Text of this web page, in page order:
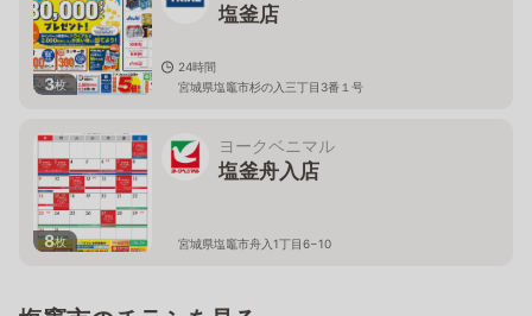
3枚
塩釜店
24時間
宮城県塩竈市杉の入三丁目3番１号
8枚
ヨークベニマル
塩釜舟入店
宮城県塩竈市舟入1丁目6−10